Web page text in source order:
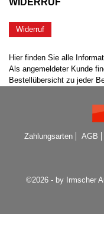
WIDERRUF
Widerruf
Hier finden Sie alle
Als angemeldeter Kunde
Bestellübersicht zu jeder
Zahlungsarten AGB
©2026 - by Irmscher